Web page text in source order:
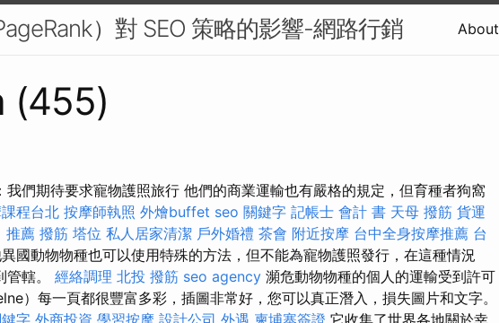
）對 SEO 策略的影響-網路行銷 About
(455)
我們期待要求寵物護照旅行 他們的商業運輸也有嚴格的規定，但育種者狗窩
程台北 按摩師執照 外燴buffet seo 關鍵字 記帳士 會計 書 天母 撥筋 貨運
推薦 撥筋 塔位 私人居家清潔 戶外婚禮 茶會 附近按摩 台中全身按摩推薦 台
國動物物種也可以使用特殊的方法，但不能為寵物護照發行，在這種情況
轄。 經絡調理 北投 撥筋 seo agency 瀕危動物物種的個人的運輸受到許可
）每一頁都很豐富多彩，插圖非常好，您可以真正潛入，損失圖片和文字。
字 外商投資 學習按摩 設計公司 外遇 柬埔寨簽證 它收集了世界各地關於幸